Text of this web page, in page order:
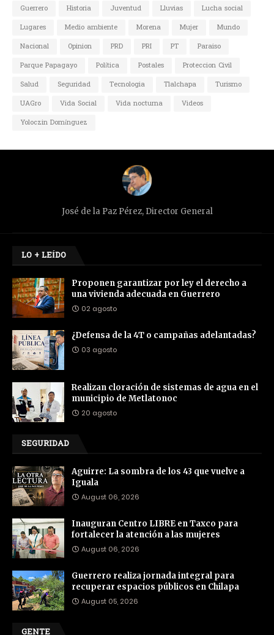
Guerrero
Historia Juventud Lluvias
Lucha social
Lugares
Medio ambiente Morena Mujer
Mundo
Nacional
Opinion PRD PRI PT
Paraiso
Parque Papagayo
Política Postales
Proteccion Civil
Salud
Seguridad Tecnologia Tlalchapa
Turismo
UAGro
Vida Social Vida nocturna
Videos
Yoloczin Domínguez
José de la Paz Pérez, Director General
LO + LEÍDO
Proponen garantizar por ley el derecho a
una vivienda adecuada en Guerrero
02 agosto
¿Defensa de la 4T o campañas adelantadas?
03 agosto
Realizan cloración de sistemas de agua en el
municipio de Metlatonoc
20 agosto
SEGURIDAD
Aguirre: La sombra de los 43 que vuelve a
Iguala
August 06, 2026
Inauguran Centro LIBRE en Taxco para
fortalecer la atención a las mujeres
August 06, 2026
Guerrero realiza jornada integral para
recuperar espacios públicos en Chilapa
August 05, 2026
GENTE